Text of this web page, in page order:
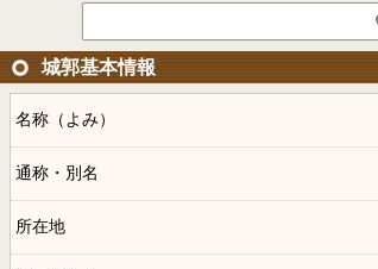
城郭基本情報
名称（よみ）
通称・別名
所在地